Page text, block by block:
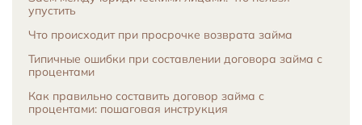
упустить
Что происходит при просрочке возврата займа
Типичные ошибки при составлении договора займа с
процентами
Как правильно составить договор займа с
процентами: пошаговая инструкция